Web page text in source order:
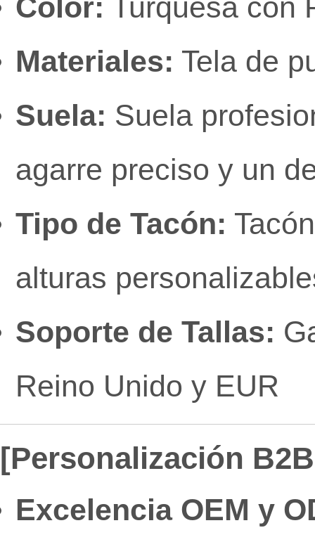
Color: Turquesa con
Materiales: Tela de
Suela: Suela
agarre preciso y un
Tipo de Tacón:
alturas
Soporte de Tallas:
Reino Unido y EUR
[Personalización
Excelencia OEM y